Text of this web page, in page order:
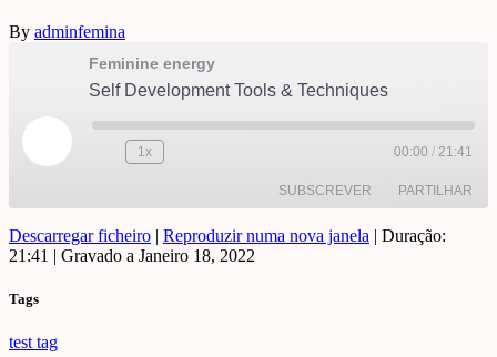
By adminfemina
Feminine energy
Self Development Tools & Techniques
Reproduzir
episódio
1x 00:00 / 21:41
SUBSCREVER PARTILHAR
FEED RSS
PARTILHAR
LIGAÇÃO
INCORPORAR
Descarregar ficheiro | Reproduzir numa nova janela | Duração:
21:41 | Gravado a Janeiro 18, 2022
Tags
test tag